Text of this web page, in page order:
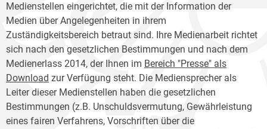
Medienstellen eingerichtet, die mit der Information der
Medien über Angelegenheiten in ihrem
Zuständigkeitsbereich betraut sind. Ihre Medienarbeit richtet
sich nach den gesetzlichen Bestimmungen und nach dem
Medienerlass 2014, der Ihnen im Bereich "Presse" als
Download zur Verfügung steht. Die Mediensprecher als
Leiter dieser Medienstellen haben die gesetzlichen
Bestimmungen (z.B. Unschuldsvermutung, Gewährleistung
eines fairen Verfahrens, Vorschriften über die